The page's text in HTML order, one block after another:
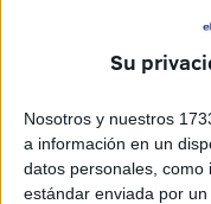
Su
Nosotros y nuestros
a información en un
datos personales, como
estándar enviada por
La delegada del
Gobernación de la
superior de la
superintendente de la
la Guardia Civil; el
Gobierno; y el